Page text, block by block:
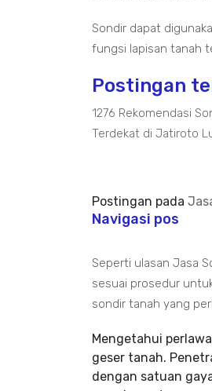
Sondir dapat
fungsi lapisan tanah
Postingan
1276 Rekomendasi
Terdekat di Jatiroto
Postingan pada
Navigasi pos
Seperti ulasan Jasa
sesuai prosedur
sondir tanah yang
Mengetahui
geser tanah.
dengan satuan